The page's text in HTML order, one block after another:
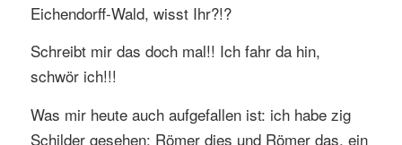
Eichendorff-Wald, wisst Ihr?!?
Schreibt mir das doch mal!! Ich fahr da hin,
schwör ich!!!
Was mir heute auch aufgefallen ist: ich habe zig
Schilder gesehen: Römer dies und Römer das, ein